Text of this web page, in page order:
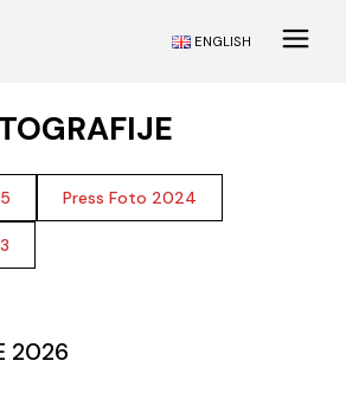
ENGLISH
Press Foto 2024
2026